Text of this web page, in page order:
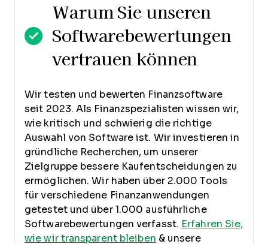
Warum Sie unseren
Softwarebewertungen
vertrauen können
Wir testen und bewerten Finanzsoftware
seit 2023. Als Finanzspezialisten wissen wir,
wie kritisch und schwierig die richtige
Auswahl von Software ist. Wir investieren in
gründliche Recherchen, um unserer
Zielgruppe bessere Kaufentscheidungen zu
ermöglichen. Wir haben über 2.000 Tools
für verschiedene Finanzanwendungen
getestet und über 1.000 ausführliche
Softwarebewertungen verfasst. Erfahren Sie,
wie wir transparent bleiben & unsere